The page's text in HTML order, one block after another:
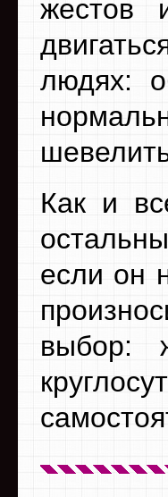
жестов
людях:
Как и
если он
выбор: